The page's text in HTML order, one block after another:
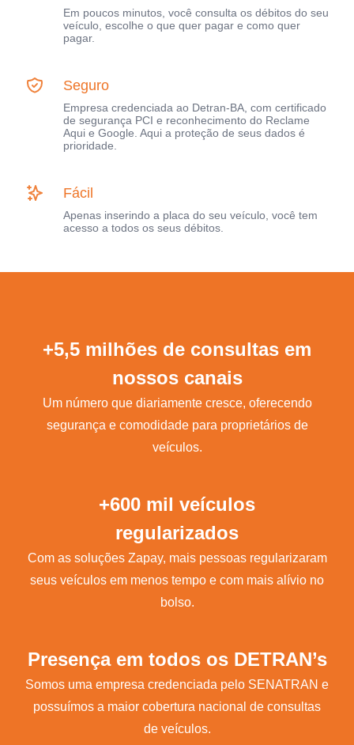
Em poucos minutos, você consulta os débitos do seu
veículo, escolhe o que quer pagar e como quer
pagar.
Seguro
Empresa credenciada ao Detran-BA, com certificado
de segurança PCI e reconhecimento do Reclame
Aqui e Google. Aqui a proteção de seus dados é
prioridade.
Fácil
Apenas inserindo a placa do seu veículo, você tem
acesso a todos os seus débitos.
+5,5 milhões de consultas em
nossos canais
Um número que diariamente cresce, oferecendo
segurança e comodidade para proprietários de
veículos.
+600 mil veículos
regularizados
Com as soluções Zapay, mais pessoas regularizaram
seus veículos em menos tempo e com mais alívio no
bolso.
Presença em todos os DETRAN’s
Somos uma empresa credenciada pelo SENATRAN e
possuímos a maior cobertura nacional de consultas
de veículos.